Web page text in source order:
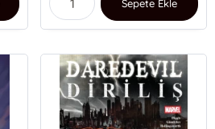
Sepete Ekle